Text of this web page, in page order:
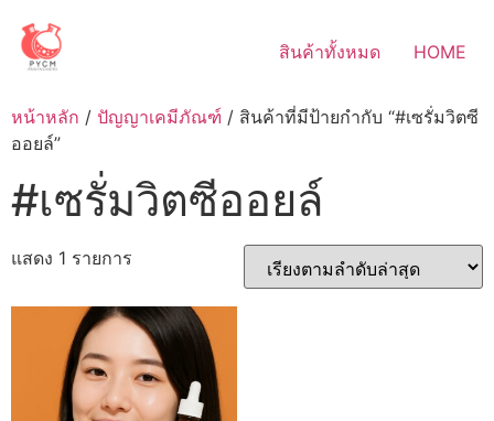
content
สินค้าทั้งหมด HOME
หน้าหลัก / ปัญญาเคมีภัณฑ์ / สินค้าที่มีป้ายกำกับ “#เซรั่มวิตซี
ออยล์”
#เซรั่มวิตซีออยล์
แสดง 1 รายการ